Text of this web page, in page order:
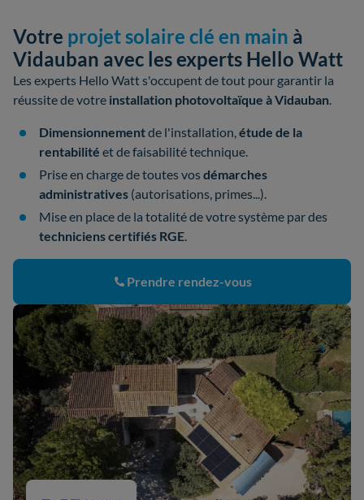
Votre projet solaire clé en main à
Vidauban avec les experts Hello Watt
Les experts Hello Watt s'occupent de tout pour garantir la
réussite de votre installation photovoltaïque à Vidauban
Dimensionnementde l'installation, étude de la
rentabilité et de faisabilité technique.
Prise en charge de toutes vosdémarches
administratives (autorisations, primes...).
Mise en place de la totalité de votre système par des
techniciens certifiés RGE
Prendre rendez-vous